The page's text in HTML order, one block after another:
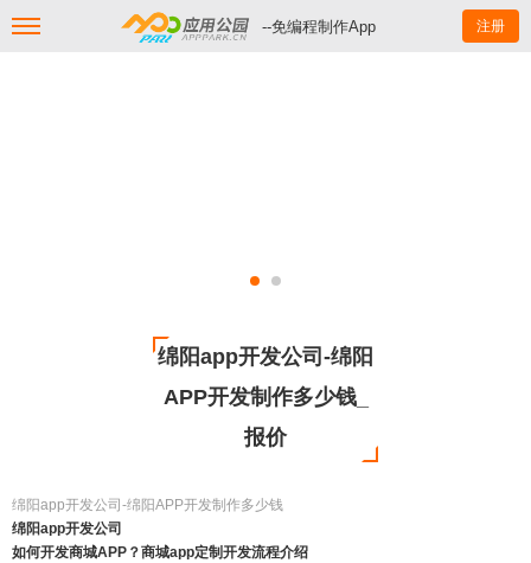
--免编程制作App 注册
绵阳app开发公司-绵阳
APP开发制作多少钱_
报价
绵阳app开发公司-绵阳APP开发制作多少钱
绵阳app开发公司
如何开发商城APP？商城app定制开发流程介绍